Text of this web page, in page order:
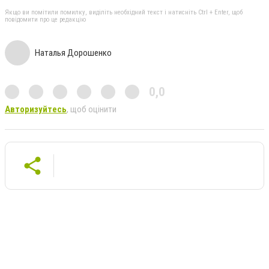
Якщо ви помітили помилку, виділіть необхідний текст і натисніть Ctrl + Enter, щоб
повідомити про це редакцію
Наталья Дорошенко
0,0
Авторизуйтесь, щоб оцінити